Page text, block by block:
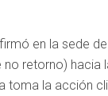
en la sede
retorno) hacia
toma la acción